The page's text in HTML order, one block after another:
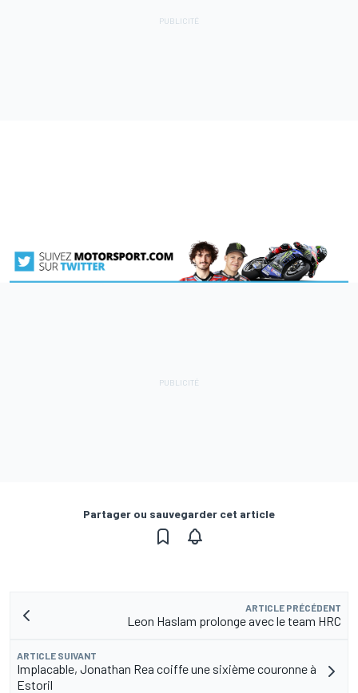
Partager ou sauvegarder cet article
ARTICLE PRÉCÉDENT
Leon Haslam prolonge avec le team HRC
ARTICLE SUIVANT
Implacable, Jonathan Rea coiffe une sixième couronne à
Estoril